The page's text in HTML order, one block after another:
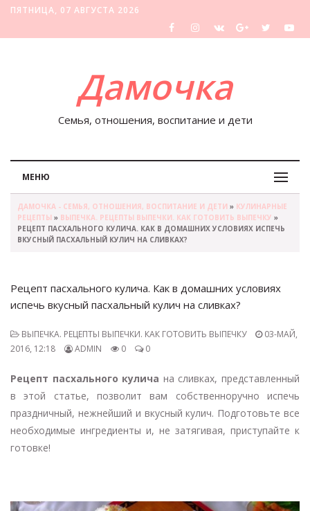
ПЯТНИЦА, 07 АВГУСТА 2026
Дамочка
Семья, отношения, воспитание и дети
МЕНЮ
ДАМОЧКА - СЕМЬЯ, ОТНОШЕНИЯ, ВОСПИТАНИЕ И ДЕТИ » КУЛИНАРНЫЕ
РЕЦЕПТЫ » ВЫПЕЧКА. РЕЦЕПТЫ ВЫПЕЧКИ. КАК ГОТОВИТЬ ВЫПЕЧКУ »
РЕЦЕПТ ПАСХАЛЬНОГО КУЛИЧА. КАК В ДОМАШНИХ УСЛОВИЯХ ИСПЕЧЬ
ВКУСНЫЙ ПАСХАЛЬНЫЙ КУЛИЧ НА СЛИВКАХ?
Рецепт пасхального кулича. Как в домашних условиях
испечь вкусный пасхальный кулич на сливках?
ВЫПЕЧКА. РЕЦЕПТЫ ВЫПЕЧКИ. КАК ГОТОВИТЬ ВЫПЕЧКУ
03-МАЙ,
2016, 12:18
ADMIN 0 0
Рецепт пасхального кулича на сливках, представленный
в этой статье, позволит вам собственноручно испечь
праздничный, нежнейший и вкусный кулич. Подготовьте все
необходимые ингредиенты и, не затягивая, приступайте к
готовке!